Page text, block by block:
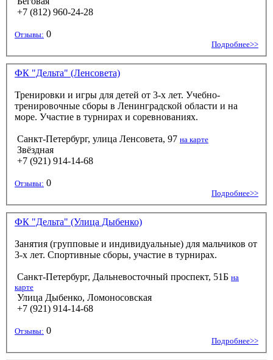
+7 (812) 960-24-28
Отзывы: 0
Подробнее>>
ФК "Дельта" (Ленсовета)
Тренировки и игры для детей от 3-х лет. Учебно-
тренировочные сборы в Ленинградской области и на
море. Участие в турнирах и соревнованиях.
Санкт-Петербург, улица Ленсовета, 97 на карте
Звёздная
+7 (921) 914-14-68
Отзывы: 0
Подробнее>>
ФК "Дельта" (Улица Дыбенко)
Занятия (групповые и индивидуальные) для мальчиков от
3-х лет. Спортивные сборы, участие в турнирах.
Санкт-Петербург, Дальневосточный проспект, 51Б на
карте
Улица Дыбенко, Ломоносовская
+7 (921) 914-14-68
Отзывы: 0
Подробнее>>